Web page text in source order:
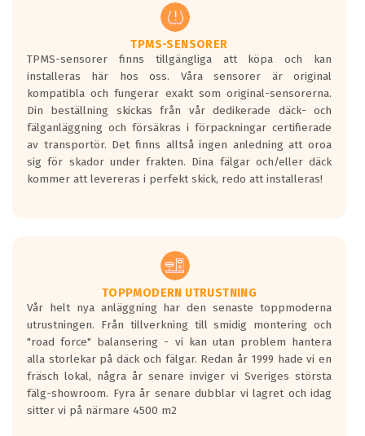
regelverket som introduceras år 2016.
Ett däck med två svarta vågor är redan
godkända för år 2016 nya regelverk.
Ett däck med en svart våg kommer vara
minst tre decibel tystare än det
regelverk som börjar gälla 2016.
TPMS-SENSORER
TPMS-sensorer finns tillgängliga att köpa och kan
installeras här hos oss. Våra sensorer är original
kompatibla och fungerar exakt som original-sensorerna.
Din beställning skickas från vår dedikerade däck- och
fälganläggning och försäkras i förpackningar certifierade
av transportör. Det finns alltså ingen anledning att oroa
sig för skador under frakten. Dina fälgar och/eller däck
kommer att levereras i perfekt skick, redo att installeras!
TOPPMODERN UTRUSTNING
Vår helt nya anläggning har den senaste toppmoderna
utrustningen. Från tillverkning till smidig montering och
"road force" balansering - vi kan utan problem hantera
alla storlekar på däck och fälgar. Redan år 1999 hade vi en
fräsch lokal, några år senare inviger vi Sveriges största
fälg-showroom. Fyra år senare dubblar vi lagret och idag
sitter vi på närmare 4500 m2